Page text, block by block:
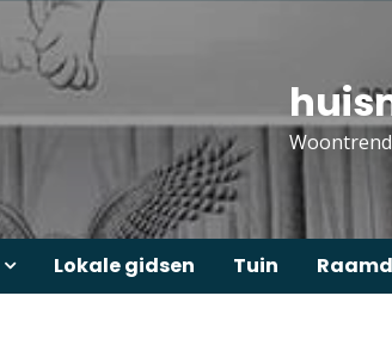
Lokale gidsen Tuin